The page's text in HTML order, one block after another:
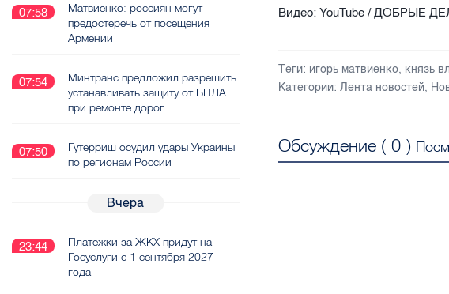
Видео: YouTube / ДОБРЫЕ
Теги: игорь матвиенко, князь
Категории: Лента новостей,
Обсуждение (0 )
07:58
Матвиенко: россиян могут
предостеречь от посещения
Армении
07:54
Минтранс предложил разрешить
устанавливать защиту от БПЛА
при ремонте дорог
07:50
Гутерриш осудил удары Украины
по регионам России
Вчера
23:44
Платежки за ЖКХ придут на
Госуслуги с 1 сентября 2027
года